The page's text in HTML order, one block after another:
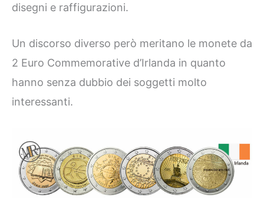
disegni e raffigurazioni.
Un discorso diverso però meritano le monete da
2 Euro Commemorative d’Irlanda in quanto
hanno senza dubbio dei soggetti molto
interessanti.